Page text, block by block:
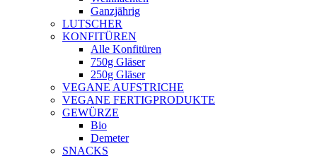
Ganzjährig
LUTSCHER
KONFITÜREN
Alle Konfitüren
750g Gläser
250g Gläser
VEGANE AUFSTRICHE
VEGANE FERTIGPRODUKTE
GEWÜRZE
Bio
Demeter
SNACKS